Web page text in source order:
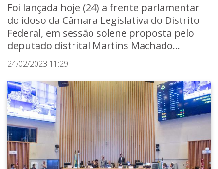
Foi lançada hoje (24) a frente parlamentar
do idoso da Câmara Legislativa do Distrito
Federal, em sessão solene proposta pelo
deputado distrital Martins Machado...
24/02/2023 11:29